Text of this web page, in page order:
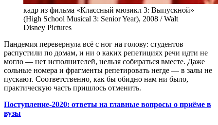
кадр из фильма «Классный мюзикл 3: Выпускной»
(High School Musical 3: Senior Year), 2008 / Walt
Disney Pictures
Пандемия перевернула всё с ног на голову: студентов
распустили по домам, и ни о каких репетициях речи идти не
могло — нет исполнителей, нельзя собираться вместе. Даже
сольные номера и фрагменты репетировать негде — в залы не
пускают. Соответственно, как бы обидно нам ни было,
практическую часть пришлось отменить.
Поступление-2020: ответы на главные вопросы о приёме в
вузы